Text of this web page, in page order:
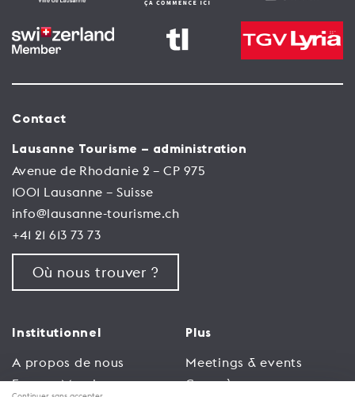
Contact
Lausanne Tourisme – administration
Avenue de Rhodanie 2 – CP 975
1001 Lausanne – Suisse
info@lausanne-tourisme.ch
+41 21 613 73 73
Où nous trouver ?
Institutionnel
A propos de nous
Espace Membres
Plus
Meetings & events
Congrès